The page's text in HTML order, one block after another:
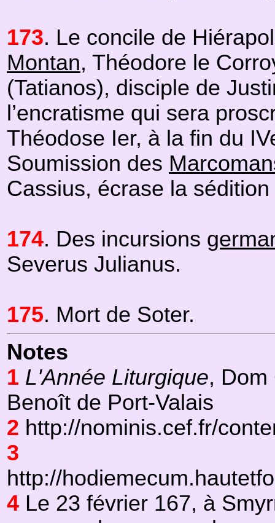
173. Le concile de
Montan, Théodore le
(Tatianos), disciple de
l’encratisme qui sera
Théodose Ier, à la fin du
Soumission des
Cassius, écrase la
174. Des incursions
Severus Julianus.
175. Mort de Soter.
Notes
1 L'Année Liturgique, Dom
Benoît de Port-Valais
2 http://nominis.cef.fr/
3
http://
4 Le 23 février 167, à